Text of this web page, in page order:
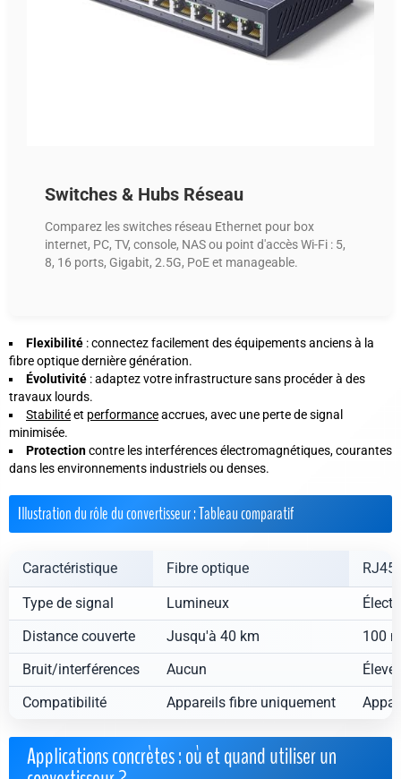
Switches & Hubs Réseau
Comparez les switches réseau Ethernet pour box
internet, PC, TV, console, NAS ou point d'accès Wi-Fi : 5,
8, 16 ports, Gigabit, 2.5G, PoE et manageable.
Flexibilité : connectez facilement des équipements anciens à la
fibre optique dernière génération.
Évolutivité : adaptez votre infrastructure sans procéder à des
travaux lourds.
Stabilitéet performanceaccrues, avec une perte de signal
minimisée.
Protectioncontre les interférences électromagnétiques, courantes
dans les environnements industriels ou denses.
Illustration du rôle du convertisseur : Tableau comparatif
Caractéristique Fibre optique RJ45
Type de signal Lumineux
Distance couverte
Jusqu'à 40 km
100
Bruit/interférences
Aucun
Élevé
Compatibilité
Appareils fibre uniquement
Applications concrètes : où et quand utiliser un